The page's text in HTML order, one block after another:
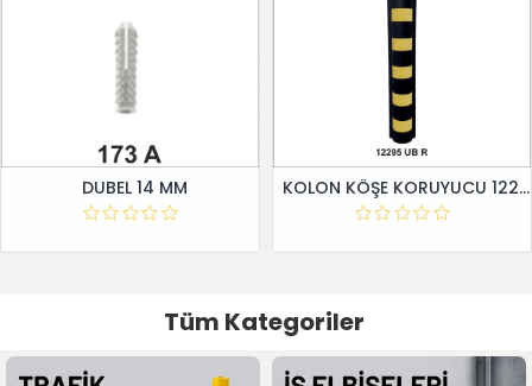
DUBEL 14 MM KOLON KÖŞE KORUYUCU 12295 UB R
Tüm Kategoriler